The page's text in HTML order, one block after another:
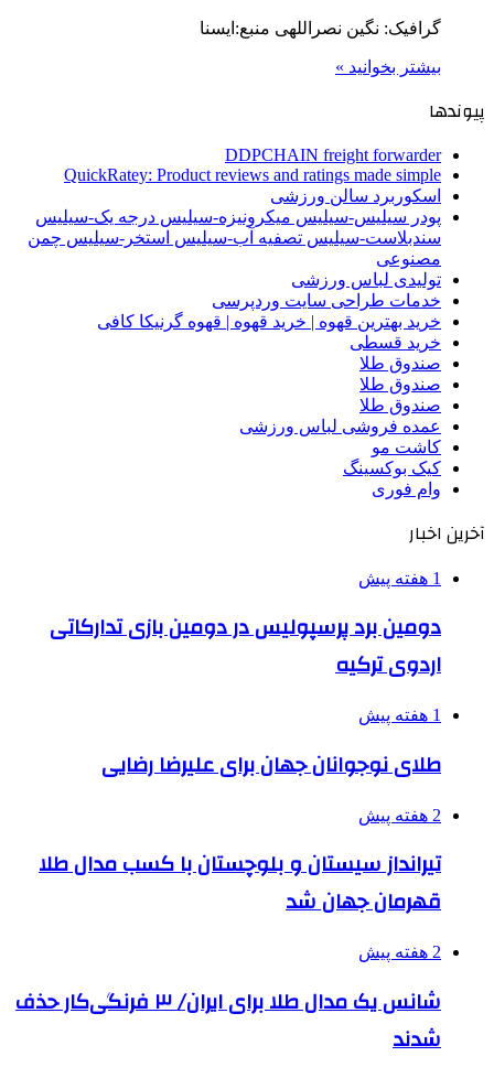
گرافیک: نگین نصراللهی منبع:ایسنا
بیشتر بخوانید »
پیوندها
DDPCHAIN freight forwarder
QuickRatey: Product reviews and ratings made simple
اسکوربرد سالن ورزشی
پودر سیلیس-سیلیس میکرونیزه-سیلیس درجه یک-سیلیس
سندبلاست-سیلیس تصفیه آب-سیلیس استخر-سیلیس چمن
مصنوعی
تولیدی لباس ورزشی
خدمات طراحی سایت وردپرسی
خرید بهترین قهوه | خرید قهوه | قهوه گرنیکا کافی
خرید قسطی
صندوق طلا
صندوق طلا
صندوق طلا
عمده فروشی لباس ورزشی
کاشت مو
کیک بوکسینگ
وام فوری
آخرین اخبار
1 هفته پیش
دومین برد پرسپولیس در دومین بازی تدارکاتی
اردوی ترکیه
1 هفته پیش
طلای نوجوانان جهان برای علیرضا رضایی
2 هفته پیش
تیرانداز سیستان و بلوچستان با کسب مدال طلا
قهرمان جهان شد
2 هفته پیش
شانس یک مدال طلا برای ایران/ ۳ فرنگی‌کار حذف
شدند